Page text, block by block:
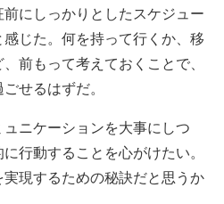
にしっかりとしたスケジュー
じた。何を持って行くか、移
前もって考えておくことで、
せるはずだ。
ニケーションを大事にしつ
行動することを心がけたい。
実現するための秘訣だと思うか